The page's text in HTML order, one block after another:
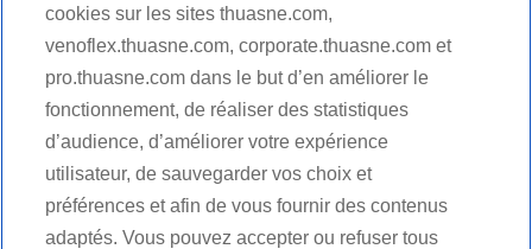
Une carrière porteuse de sens
avec Thuasne®
Rejoindre Thuasne®, c'est participer à une aventure
humaine et contribuer à une mission porteuse de sens :
la santé.
PLUS
cookies sur les sites thuasne.com,
venoflex.thuasne.com, corporate.thuasne.com et
pro.thuasne.com dans le but d’en améliorer le
fonctionnement, de réaliser des statistiques
d’audience, d’améliorer votre expérience
utilisateur, de sauvegarder vos choix et
préférences et afin de vous fournir des contenus
adaptés. Vous pouvez accepter ou refuser tous